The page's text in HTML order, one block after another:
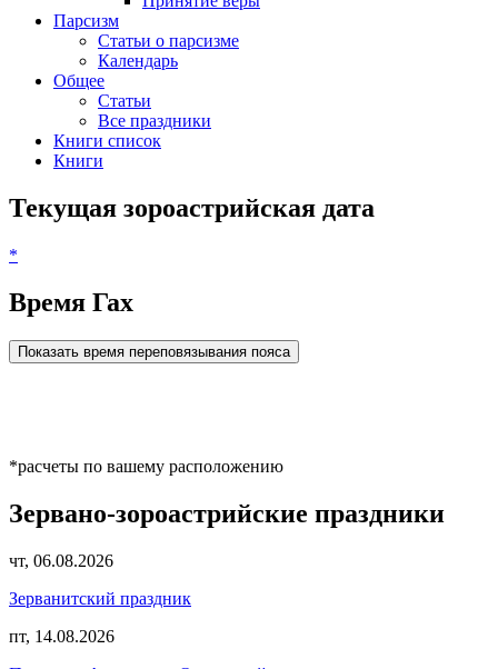
Парсизм
Статьи о парсизме
Календарь
Общее
Статьи
Все праздники
Книги список
Книги
Текущая зороастрийская дата
*
Время Гах
Показать время переповязывания пояса
*расчеты по вашему расположению
Зервано-зороастрийские праздники
чт, 06.08.2026
Зерванитский праздник
пт, 14.08.2026